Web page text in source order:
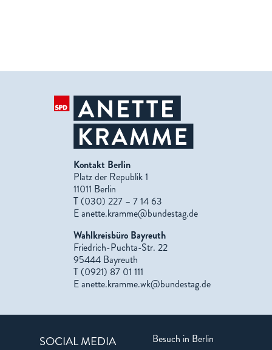
Kontakt Berlin
Platz der Republik 1
11011 Berlin
T (030) 227 – 7 14 63
Eanette.kramme@bundestag.de
Wahlkreisbüro Bayreuth
Friedrich-Puchta-Str. 22
95444 Bayreuth
T (0921) 87 01 111
Eanette.kramme.wk@bundestag.de
SOCIAL MEDIA
Besuch in Berlin